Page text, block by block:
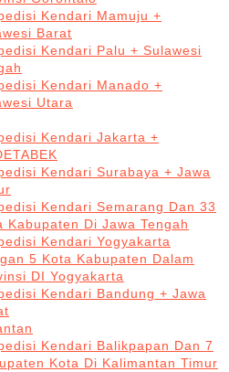
Kendari Mamuju +
Barat
Kendari Palu + Sulawesi
Kendari Manado +
Utara
Kendari Jakarta +
Kendari Surabaya + Jawa
Kendari Semarang Dan 33
Kabupaten Di Jawa Tengah
Kendari Yogyakarta
5 Kota Kabupaten Dalam
DI Yogyakarta
Kendari Bandung + Jawa
Kendari Balikpapan Dan 7
Kota Di Kalimantan Timur